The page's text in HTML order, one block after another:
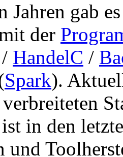
Jahren gab
der
/ HandelC /
Spark).
in den
und